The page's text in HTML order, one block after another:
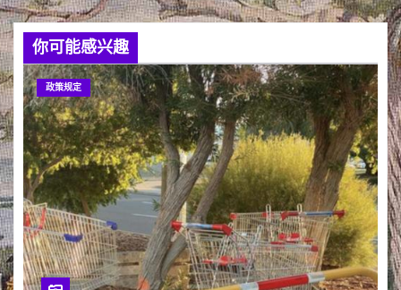
你可能感兴趣
政策规定